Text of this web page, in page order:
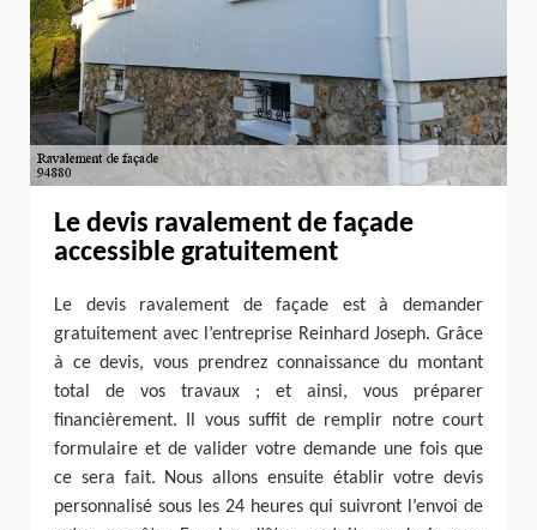
Le devis ravalement de façade
accessible gratuitement
Le devis ravalement de façade est à demander
gratuitement avec l’entreprise Reinhard Joseph. Grâce
à ce devis, vous prendrez connaissance du montant
total de vos travaux ; et ainsi, vous préparer
financièrement. Il vous suffit de remplir notre court
formulaire et de valider votre demande une fois que
ce sera fait. Nous allons ensuite établir votre devis
personnalisé sous les 24 heures qui suivront l’envoi de